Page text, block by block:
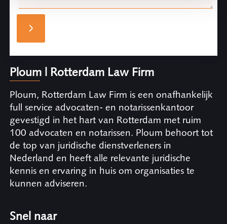
Ploum | Rotterdam Law Firm
Ploum, Rotterdam Law Firm is een onafhankelijk
full service advocaten- en notarissenkantoor
gevestigd in het hart van Rotterdam met ruim
100 advocaten en notarissen. Ploum behoort tot
de top van juridische dienstverleners in
Nederland en heeft alle relevante juridische
kennis en ervaring in huis om organisaties te
kunnen adviseren.
Snel naar